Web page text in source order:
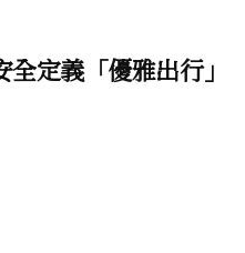
定義「優雅出行」